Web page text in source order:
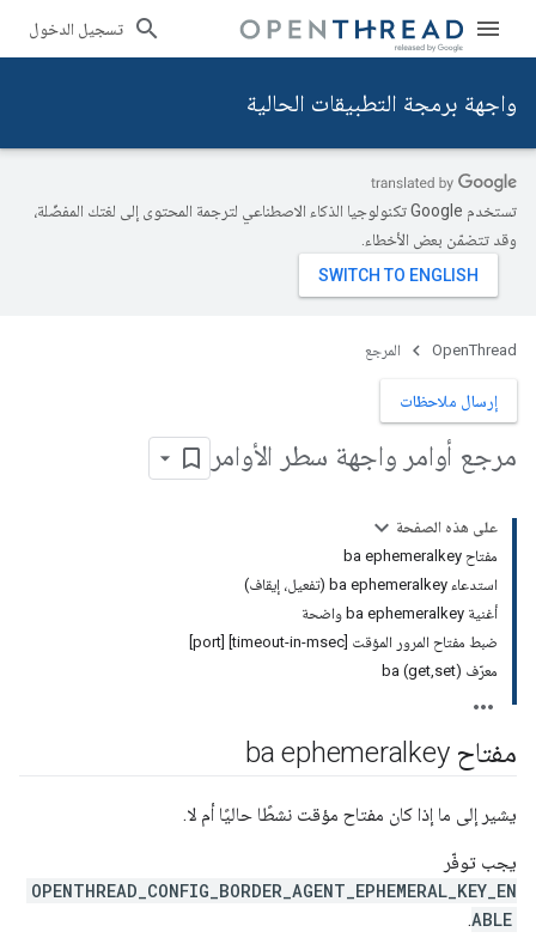
تسجيل الدخول
واجهة برمجة التطبيقات الحالية
تستخدم Google تكنولوجيا الذكاء الاصطناعي لترجمة المحتوى إلى لغتك المفضّلة،
وقد تتضمّن بعض الأخطاء.
OpenThread المرجع
إرسال ملاحظات
مرجع أوامر واجهة سطر الأوامر
على هذه الصفحة
مفتاح ba ephemeralkey
استدعاء ba ephemeralkey (تفعيل، إيقاف)
أغنية ba ephemeralkey واضحة
ضبط مفتاح المرور المؤقت [timeout-in-msec] [port]
معرّف ba (get,set)
مفتاح ba ephemeralkey
يشير إلى ما إذا كان مفتاح مؤقت نشطًا حاليًا أم لا.
يجب توفّر
OPENTHREAD_CONFIG_BORDER_AGENT_EPHEMERAL_KEY_EN
ABLE
.